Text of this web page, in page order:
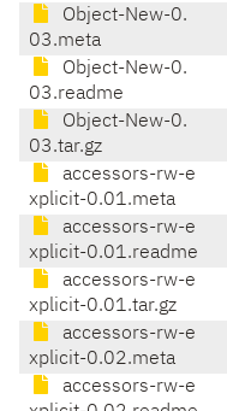
Object-New-0.
03.meta
Object-New-0.
03.readme
Object-New-0.
03.tar.gz
accessors-rw-e
xplicit-0.01.meta
accessors-rw-e
xplicit-0.01.readme
accessors-rw-e
xplicit-0.01.tar.gz
accessors-rw-e
xplicit-0.02.meta
accessors-rw-e